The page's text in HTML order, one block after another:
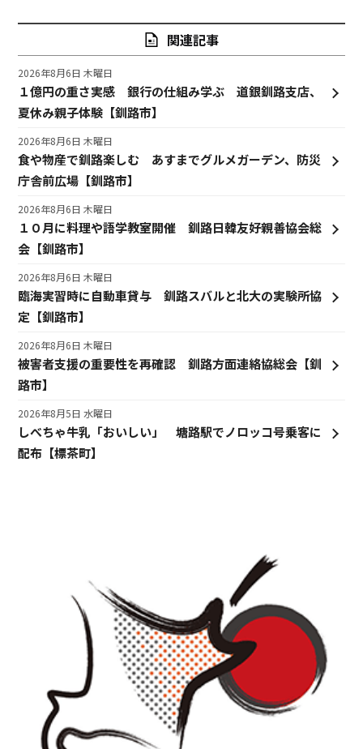
関連記事
１億円の重さ実感 銀行の仕組み学ぶ 道銀釧路支店、
夏休み親子体験【釧路市】
2026年8月6日 木曜日
食や物産で釧路楽しむ あすまでグルメガーデン、防災
庁舎前広場【釧路市】
2026年8月6日 木曜日
１０月に料理や語学教室開催 釧路日韓友好親善協会総
会【釧路市】
2026年8月6日 木曜日
臨海実習時に自動車貸与 釧路スバルと北大の実験所協
定【釧路市】
2026年8月6日 木曜日
被害者支援の重要性を再確認 釧路方面連絡協総会【釧
路市】
2026年8月6日 木曜日
しべちゃ牛乳「おいしい」 塘路駅でノロッコ号乗客に
配布【標茶町】
2026年8月5日 水曜日